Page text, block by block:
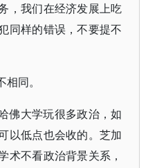
，我们在经济发展上吃
同样的错误，不要提不
同。
佛大学玩很多政治，如
以低点也会收的。芝加
术不看政治背景关系，